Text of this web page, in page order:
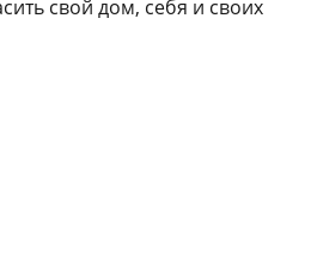
свой дом, себя и своих